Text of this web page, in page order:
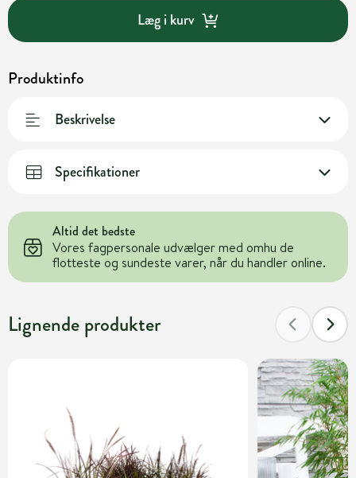
Læg i kurv
Produktinfo
Beskrivelse
Specifikationer
Altid det bedste
Vores fagpersonale udvælger med omhu de
flotteste og sundeste varer, når du handler online.
Lignende produkter